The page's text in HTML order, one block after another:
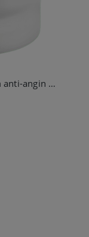
Babor Purifying Cream - lekki krem anti-angin do skóry tłustej, błyszczącej, skłonnej do powstawania wyprysków i zanieczyszczeń